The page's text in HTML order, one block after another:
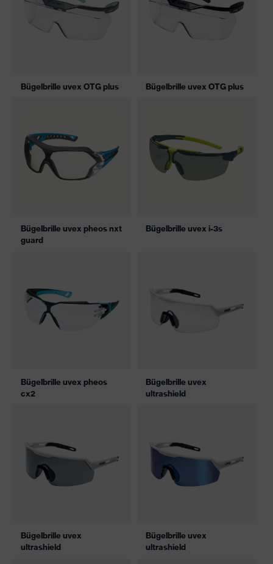
Bügelbrille uvex OTG plus Bügelbrille uvex OTG plus
Bügelbrille uvex pheos nxt
guard
Bügelbrille uvex i-3s
Bügelbrille uvex pheos
cx2
Bügelbrille uvex
ultrashield
Bügelbrille uvex
ultrashield
Bügelbrille uvex
ultrashield